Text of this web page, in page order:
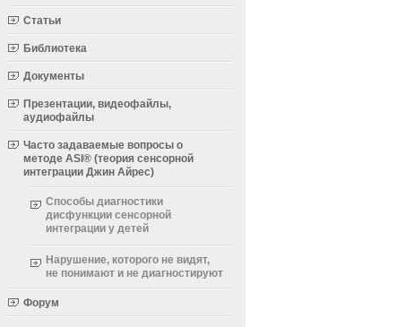
Статьи
Библиотека
Документы
Презентации, видеофайлы,
аудиофайлы
Часто задаваемые вопросы о
методе ASI® (теория сенсорной
интеграции Джин Айрес)
Способы диагностики
дисфункции сенсорной
интеграции у детей
Нарушение, которого не видят,
не понимают и не диагностируют
Форум